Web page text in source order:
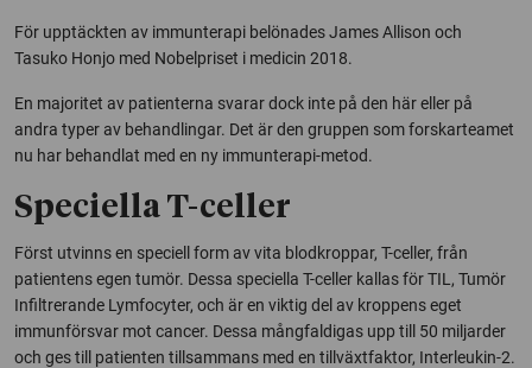
För upptäckten av immunterapi belönades James Allison och
Tasuko Honjo med Nobelpriset i medicin 2018.
En majoritet av patienterna svarar dock inte på den här eller på
andra typer av behandlingar. Det är den gruppen som forskarteamet
nu har behandlat med en ny immunterapi-metod.
Speciella T-celler
Först utvinns en speciell form av vita blodkroppar, T-celler, från
patientens egen tumör. Dessa speciella T-celler kallas för TIL, Tumör
Infiltrerande Lymfocyter, och är en viktig del av kroppens eget
immunförsvar mot cancer. Dessa mångfaldigas upp till 50 miljarder
och ges till patienten tillsammans med en tillväxtfaktor, Interleukin-2.